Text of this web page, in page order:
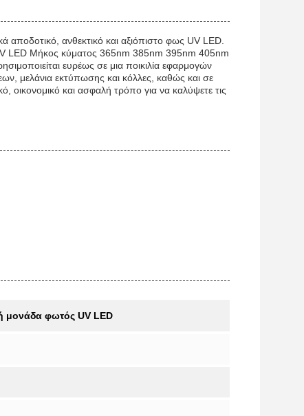
αποδοτικό, ανθεκτικό και αξιόπιστο φως UV LED.
LED Μήκος κύματος 365nm 385nm 395nm 405nm
ευρέως σε μια ποικιλία εφαρμογών
μελάνια εκτύπωσης και κόλλες, καθώς και σε
οικονομικό και ασφαλή τρόπο για να καλύψετε τις
μονάδα φωτός UV LED